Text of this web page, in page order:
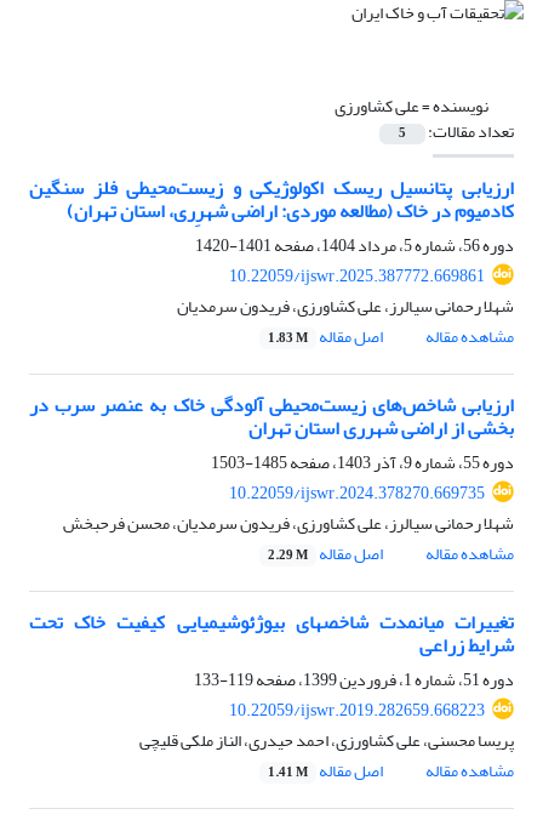
نویسنده =علی کشاورزی
تعداد مقالات: 5
ارزیابی پتانسیل ریسک اکولوژیکی و زیست‌محیطی فلز سنگین
کادمیوم در خاک (مطالعه موردی: اراضی شهرِری، استان تهران)
دوره 56، شماره 5، مرداد 1404، صفحه
1401-1420
10.22059/ijswr.2025.387772.669861
شهلا رحمانی سیالرز، علی کشاورزی، فریدون سرمدیان
مشاهده مقاله
اصل مقاله 1.83 M
ارزیابی شاخص‌های زیست‌محیطی آلودگی خاک به عنصر سرب در
بخشی از اراضی شهرری استان تهران
دوره 55، شماره 9، آذر 1403، صفحه
1485-1503
10.22059/ijswr.2024.378270.669735
شهلا رحمانی سیالرز، علی کشاورزی، فریدون سرمدیان، محسن فرحبخش
مشاهده مقاله
اصل مقاله 2.29 M
تغییرات میانمدت شاخصهای بیوژئوشیمیایی کیفیت خاک تحت
شرایط زراعی
دوره 51، شماره 1، فروردین 1399، صفحه
119-133
10.22059/ijswr.2019.282659.668223
پریسا محسنی، علی کشاورزی، احمد حیدری، الناز ملکی قلیچی
مشاهده مقاله
اصل مقاله 1.41 M